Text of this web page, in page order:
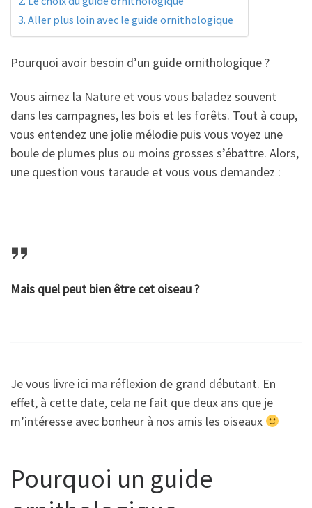
Aller plus loin avec le guide ornithologique
Pourquoi avoir besoin d’un guide ornithologique ?
Vous aimez la Nature et vous vous baladez souvent
dans les campagnes, les bois et les forêts. Tout à coup,
vous entendez une jolie mélodie puis vous voyez une
boule de plumes plus ou moins grosses s’ébattre. Alors,
une question vous taraude et vous vous demandez :
Mais quel peut bien être cet oiseau ?
Je vous livre ici ma réflexion de grand débutant. En
effet, à cette date, cela ne fait que deux ans que je
m’intéresse avec bonheur à nos amis les oiseaux
Pourquoi un guide